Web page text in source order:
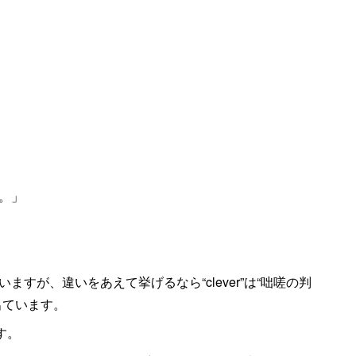
」
すが、違いをあえて挙げるなら“clever”は“咄嗟の判
います。